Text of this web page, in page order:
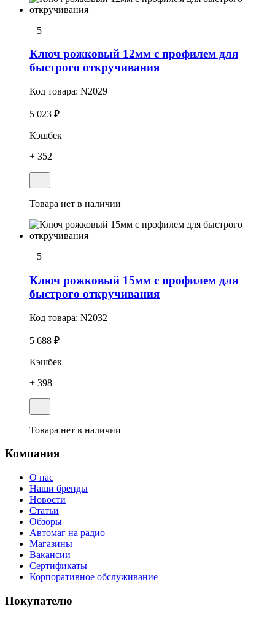
5
Ключ рожковый 12мм с профилем для
быстрого откручивания
Код товара: N2029
5 023 ₽
Кэшбек
+ 352
Товара нет в наличии
5
Ключ рожковый 15мм с профилем для
быстрого откручивания
Код товара: N2032
5 688 ₽
Кэшбек
+ 398
Товара нет в наличии
Компания
О нас
Наши бренды
Новости
Статьи
Обзоры
Автомаг на радио
Магазины
Вакансии
Сертификаты
Корпоративное обслуживание
Покупателю